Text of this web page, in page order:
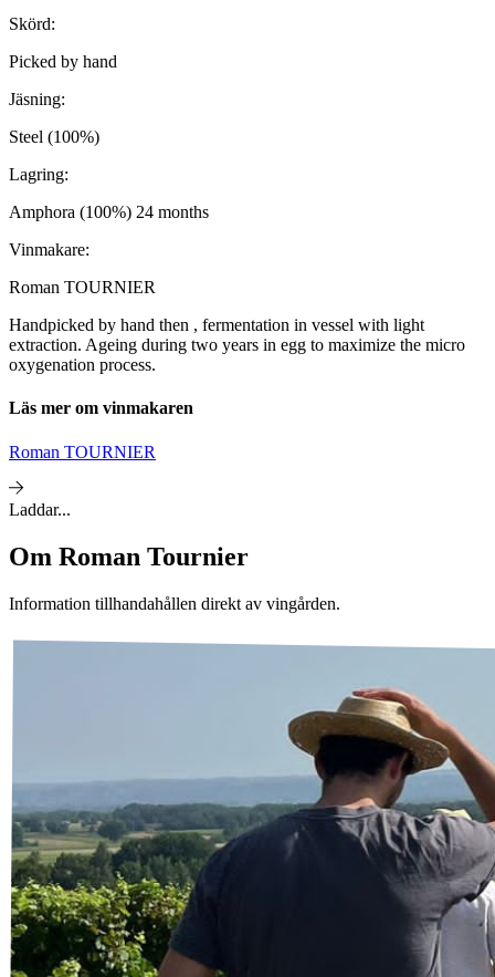
Skörd:
Picked by hand
Jäsning:
Steel (100%)
Lagring:
Amphora (100%) 24 months
Vinmakare:
Roman TOURNIER
Handpicked by hand then , fermentation in vessel with light
extraction. Ageing during two years in egg to maximize the micro
oxygenation process.
Läs mer om vinmakaren
Roman TOURNIER
Laddar...
Om Roman Tournier
Information tillhandahållen direkt av vingården.